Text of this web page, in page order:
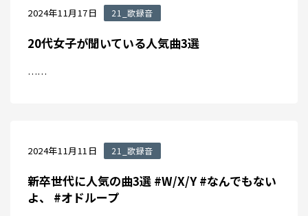
2024年11月17日 21_歌録音
20代女子が聞いている人気曲3選
……
2024年11月11日 21_歌録音
新卒世代に人気の曲3選 #W/X/Y #なんでもない
よ、 #オドループ